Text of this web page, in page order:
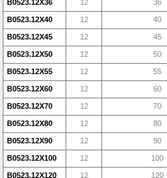
B0523.12X36 12 36
B0523.12X40 12 40
B0523.12X45 12 45
B0523.12X50 12 50
B0523.12X55 12 55
B0523.12X60 12 60
B0523.12X70 12 70
B0523.12X80 12 80
B0523.12X90 12 90
B0523.12X100 12 100
B0523.12X120 12 120